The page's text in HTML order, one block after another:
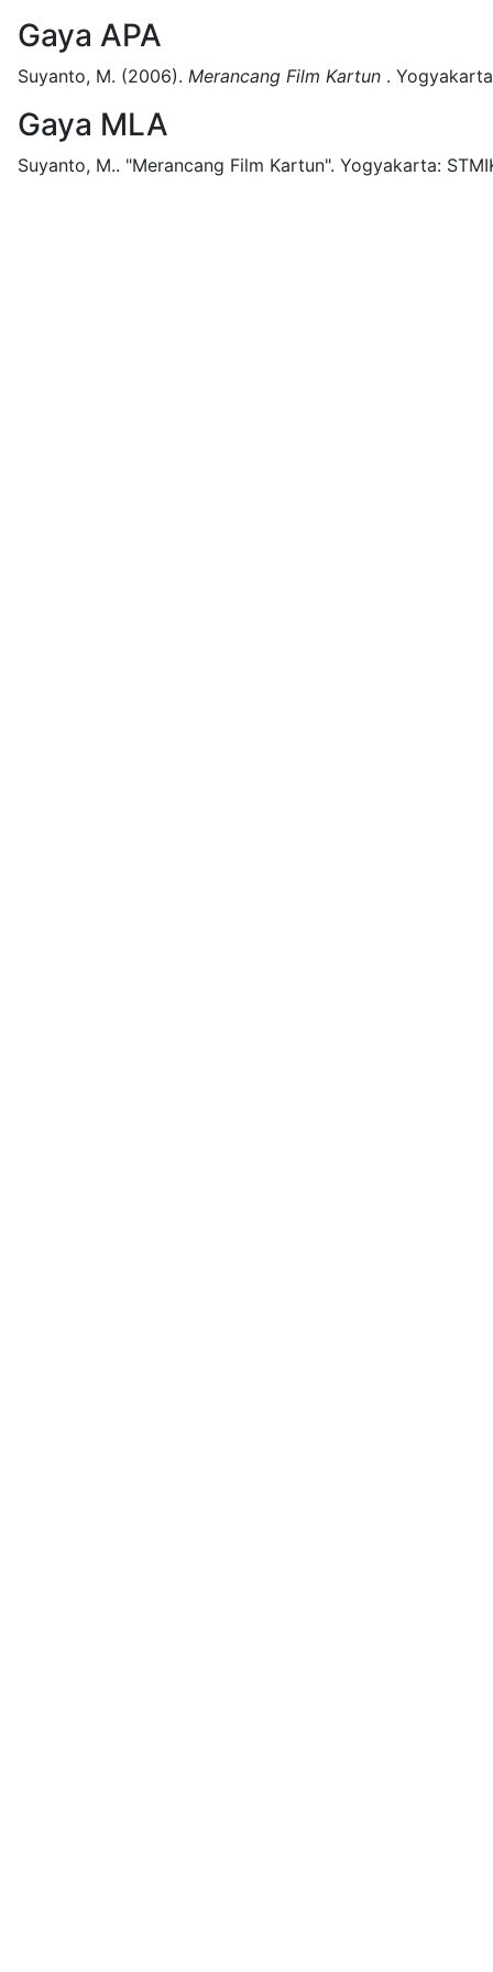
Gaya APA
Suyanto, M. (2006). Merancang Film Kartun .
Gaya MLA
Suyanto, M.. "Merancang Film Kartun". Yogyakarta: